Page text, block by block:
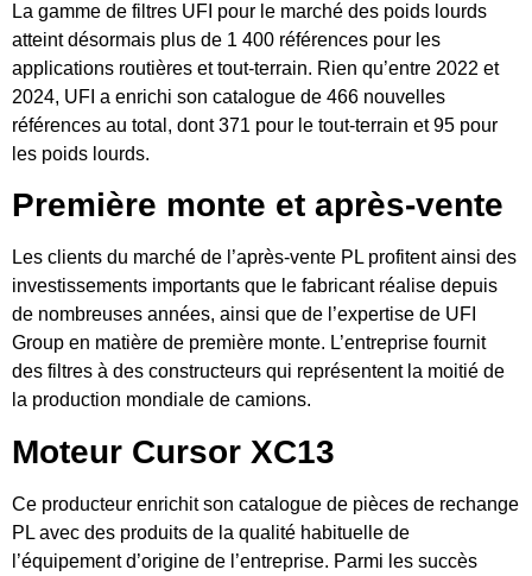
La gamme de filtres UFI pour le marché des poids lourds
atteint désormais plus de 1 400 références pour les
applications routières et tout-terrain. Rien qu’entre 2022 et
2024, UFI a enrichi son catalogue de 466 nouvelles
références au total, dont 371 pour le tout-terrain et 95 pour
les poids lourds.
Première monte et après-vente
Les clients du marché de l’après-vente PL profitent ainsi des
investissements importants que le fabricant réalise depuis
de nombreuses années, ainsi que de l’expertise de UFI
Group en matière de première monte. L’entreprise fournit
des filtres à des constructeurs qui représentent la moitié de
la production mondiale de camions.
Moteur Cursor XC13
Ce producteur enrichit son catalogue de pièces de rechange
PL avec des produits de la qualité habituelle de
l’équipement d’origine de l’entreprise. Parmi les succès